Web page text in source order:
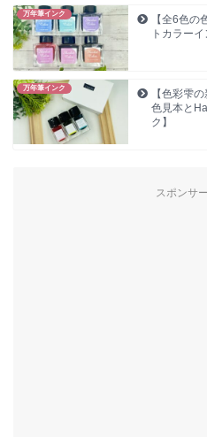
万年筆インク
【全6色の
トカラー
万年筆インク
【色彩雫
色見本と
ク】
スポンサ